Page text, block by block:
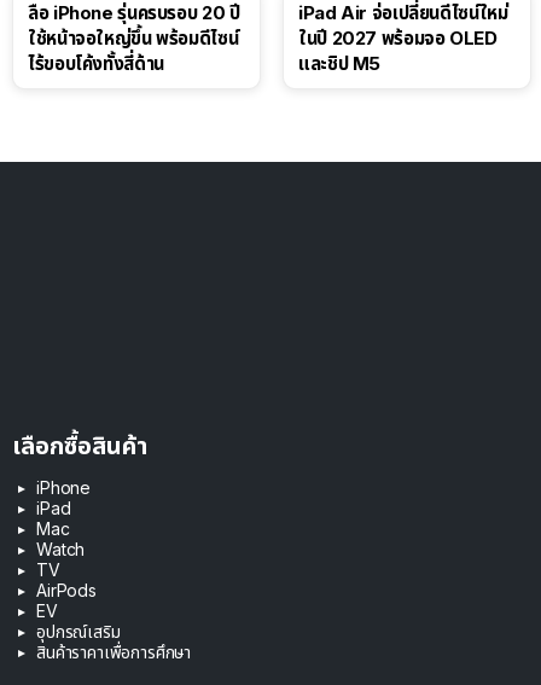
ลือ iPhone รุ่นครบรอบ 20 ปี
ใช้หน้าจอใหญ่ขึ้น พร้อมดีไซน์
ไร้ขอบโค้งทั้งสี่ด้าน
iPad Air จ่อเปลี่ยนดีไซน์ใหม่
ในปี 2027 พร้อมจอ OLED
และชิป M5
เลือกซื้อสินค้า
iPhone
iPad
Mac
Watch
TV
AirPods
EV
อุปกรณ์เสริม
สินค้าราคาเพื่อการศึกษา